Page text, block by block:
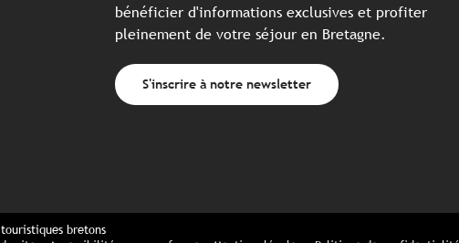
bénéficier d'informations exclusives et profiter
pleinement de votre séjour en Bretagne.
S'inscrire à notre newsletter
bretons